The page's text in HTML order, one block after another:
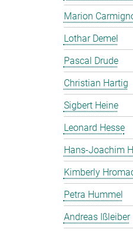
Marion
Lothar Demel
Pascal Drude
Christian Hartig
Sigbert Heine
Leonard Hesse
Hans-Joachim
Kimberly
Petra Hummel
Andreas Ißleiber